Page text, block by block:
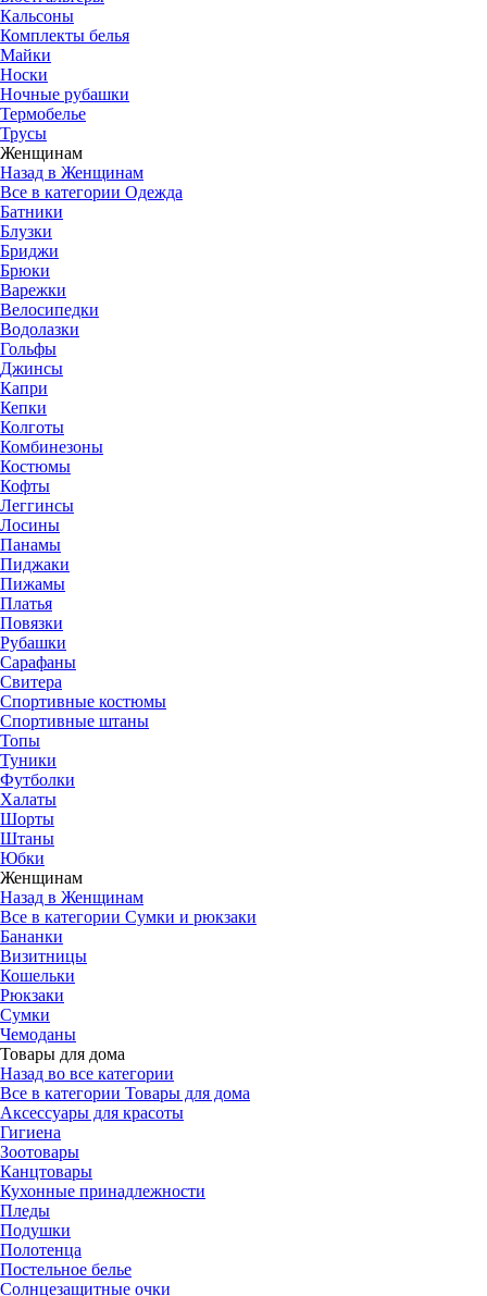
Кальсоны
Комплекты белья
Майки
Носки
Ночные рубашки
Термобелье
Трусы
Женщинам
Назад в Женщинам
Все в категории Одежда
Батники
Блузки
Бриджи
Брюки
Варежки
Велосипедки
Водолазки
Гольфы
Джинсы
Капри
Кепки
Колготы
Комбинезоны
Костюмы
Кофты
Леггинсы
Лосины
Панамы
Пиджаки
Пижамы
Платья
Повязки
Рубашки
Сарафаны
Свитера
Спортивные костюмы
Спортивные штаны
Топы
Туники
Футболки
Халаты
Шорты
Штаны
Юбки
Женщинам
Назад в Женщинам
Все в категории Сумки и рюкзаки
Бананки
Визитницы
Кошельки
Рюкзаки
Сумки
Чемоданы
Товары для дома
Назад во все категории
Все в категории Товары для дома
Аксессуары для красоты
Гигиена
Зоотовары
Канцтовары
Кухонные принадлежности
Пледы
Подушки
Полотенца
Постельное белье
Солнцезащитные очки